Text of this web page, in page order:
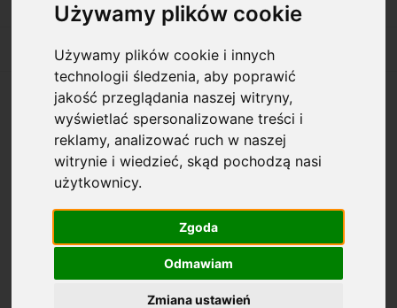
Używamy plików cookie
Używamy plików cookie i innych
technologii śledzenia, aby poprawić
jakość przeglądania naszej witryny,
wyświetlać spersonalizowane treści i
reklamy, analizować ruch w naszej
witrynie i wiedzieć, skąd pochodzą nasi
użytkownicy.
Zgoda
Odmawiam
Zmiana ustawień
Opcje przeglądania
Kategorie: Pióra
Dostępność: (wybierz)